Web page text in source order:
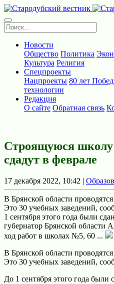
Новости
Общество Политика
Культура Религия
Спецпроекты
Нацпроекты 80 лет
технологии
Редакция
О сайте Обратная связь
Строящуюся
сдадут в феврале
17 декабря 2022, 10:42 |
В Брянской области
Это 30 учебных заведений,
1 сентября этого года были
губернатор Брянской области
ход работ в школах №5, 60 ...
В Брянской области
Это 30 учебных заведений,
До 1 сентября этого года были